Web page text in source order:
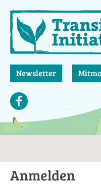
zum
Inhalt
Newsletter
Anmelden